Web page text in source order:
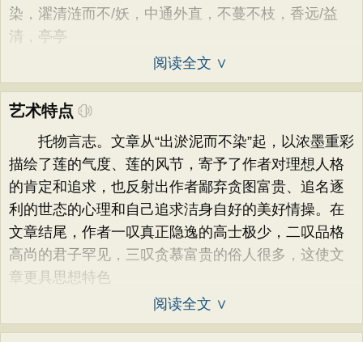
染，濯清涟而不/妖，中通外直，不蔓不枝，香远/益
清，亭亭
阅读全文 ∨
艺术特点
托物言志。文章从“出淤泥而不染”起，以浓墨重彩
描绘了莲的气度、莲的风节，寄予了作者对理想人格
的肯定和追求，也反射出作者鄙弃贪图富贵、追名逐
利的世态的心理和自己追求洁身自好的美好情操。在
文章结尾，作者一叹真正隐逸的高士极少，二叹品格
高尚的君子罕见，三叹贪慕富贵的俗人很多，这使文
章更具思想特色
阅读全文 ∨